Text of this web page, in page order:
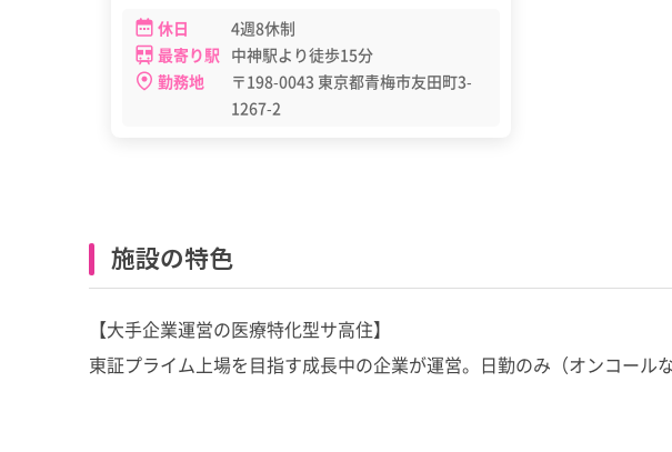
休日
4週8休制
最寄り駅 中神駅より徒歩15分
勤務地
〒198-0043 東京都青梅市友田町3-
1267-2
施設の特色
【大手企業運営の医療特化型サ高住】
東証プライム上場を目指す成長中の企業が運営。日勤のみ（オンコール